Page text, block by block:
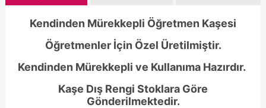
Kendinden Mürekkepli Öğretmen Kaşesi
Öğretmenler İçin Özel Üretilmiştir.
Kendinden Mürekkepli ve Kullanıma Hazırdır.
Kaşe Dış Rengi Stoklara Göre
Gönderilmektedir.